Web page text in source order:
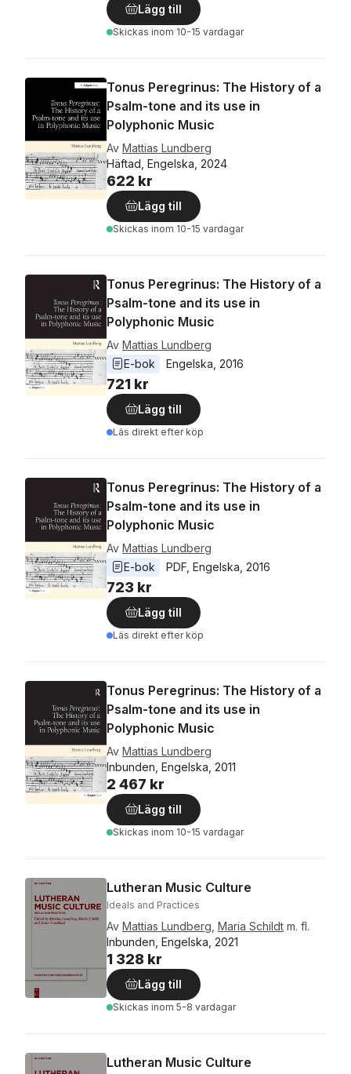
Lägg till
Skickas inom 10-15 vardagar
Tonus Peregrinus: The History of a
Psalm-tone and its use in
Polyphonic Music
Av Mattias Lundberg
Häftad, Engelska, 2024
622 kr
Lägg till
Skickas inom 10-15 vardagar
Tonus Peregrinus: The History of a
Psalm-tone and its use in
Polyphonic Music
Av Mattias Lundberg
E-bok
Engelska 2016
721 kr
Lägg till
Läs direkt efter köp
Tonus Peregrinus: The History of a
Psalm-tone and its use in
Polyphonic Music
Av Mattias Lundberg
E-bok
PDF Engelska 2016
723 kr
Lägg till
Läs direkt efter köp
Tonus Peregrinus: The History of a
Psalm-tone and its use in
Polyphonic Music
Av Mattias Lundberg
Inbunden, Engelska, 2011
2 467 kr
Lägg till
Skickas inom 10-15 vardagar
Lutheran Music Culture
Ideals and Practices
Av Mattias Lundberg Maria Schildt m. fl.
Inbunden, Engelska, 2021
1 328 kr
Lägg till
Skickas inom 5-8 vardagar
Lutheran Music Culture